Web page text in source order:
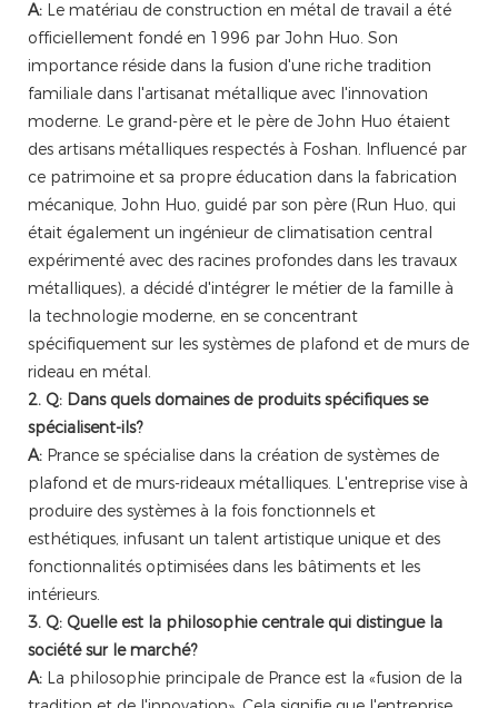
A: Le matériau de construction en métal de travail a été
officiellement fondé en 1996 par John Huo. Son
importance réside dans la fusion d'une riche tradition
familiale dans l'artisanat métallique avec l'innovation
moderne. Le grand-père et le père de John Huo étaient
des artisans métalliques respectés à Foshan. Influencé par
ce patrimoine et sa propre éducation dans la fabrication
mécanique, John Huo, guidé par son père (Run Huo, qui
était également un ingénieur de climatisation central
expérimenté avec des racines profondes dans les travaux
métalliques), a décidé d'intégrer le métier de la famille à
la technologie moderne, en se concentrant
spécifiquement sur les systèmes de plafond et de murs de
rideau en métal.
2. Q: Dans quels domaines de produits spécifiques se
spécialisent-ils?
A: Prance se spécialise dans la création de systèmes de
plafond et de murs-rideaux métalliques. L'entreprise vise à
produire des systèmes à la fois fonctionnels et
esthétiques, infusant un talent artistique unique et des
fonctionnalités optimisées dans les bâtiments et les
intérieurs.
3. Q: Quelle est la philosophie centrale qui distingue la
société sur le marché?
A: La philosophie principale de Prance est la «fusion de la